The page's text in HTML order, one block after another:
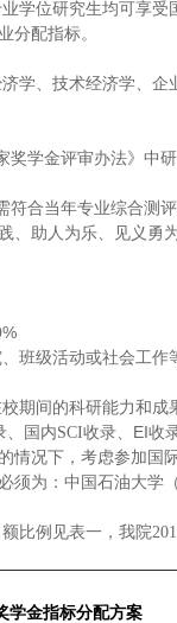
学位研究生均可享
分配指标。
学、技术经济学、企
奖学金评审办法》中
符合当年专业综合测
、助人为乐、见义勇
班级活动或社会工作
期间的科研能力和成
、国内SCI收录、EI收
情况下，考虑参加国
须为：中国石油大学（
比例见表一，我院
学金指标分配方案